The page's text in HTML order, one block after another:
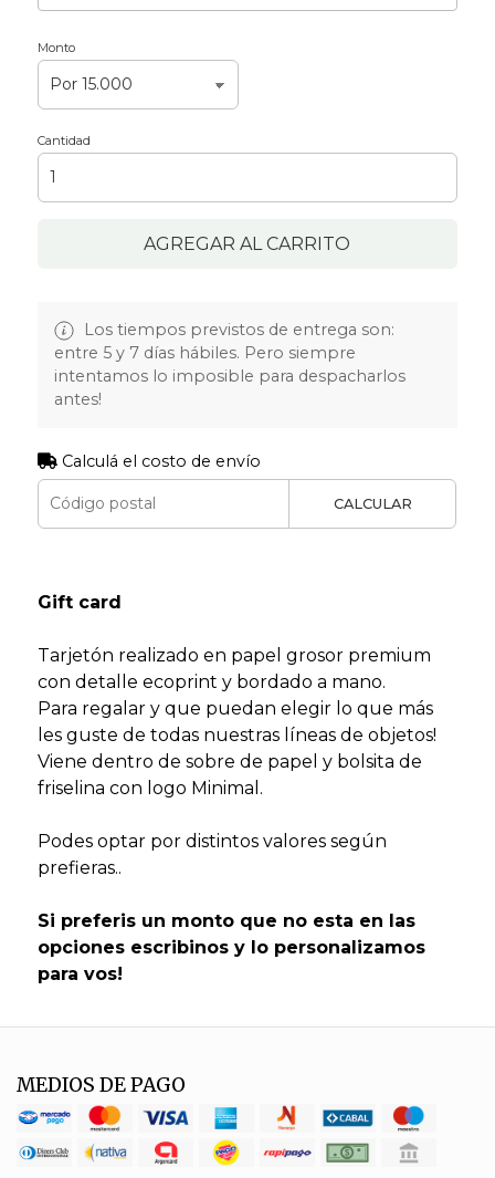
Monto
Cantidad
AGREGAR AL CARRITO
Los tiempos previstos de entrega son:
entre 5 y 7 días hábiles. Pero siempre
intentamos lo imposible para despacharlos
antes!
Calculá el costo de envío
CALCULAR
Gift card
Tarjetón realizado en papel grosor premium
con detalle ecoprint y bordado a mano.
Para regalar y que puedan elegir lo que más
les guste de todas nuestras líneas de objetos!
Viene dentro de sobre de papel y bolsita de
friselina con logo Minimal.
Podes optar por distintos valores según
prefieras..
Si preferis un monto que no esta en las
opciones escribinos y lo personalizamos
para vos!
MEDIOS DE PAGO